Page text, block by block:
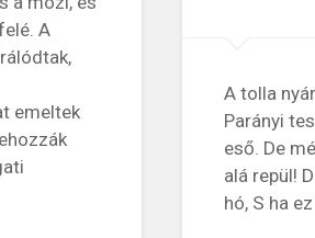
A
emeltek
A tolla
Parányi
eső. De
alá repül!
hó, S ha